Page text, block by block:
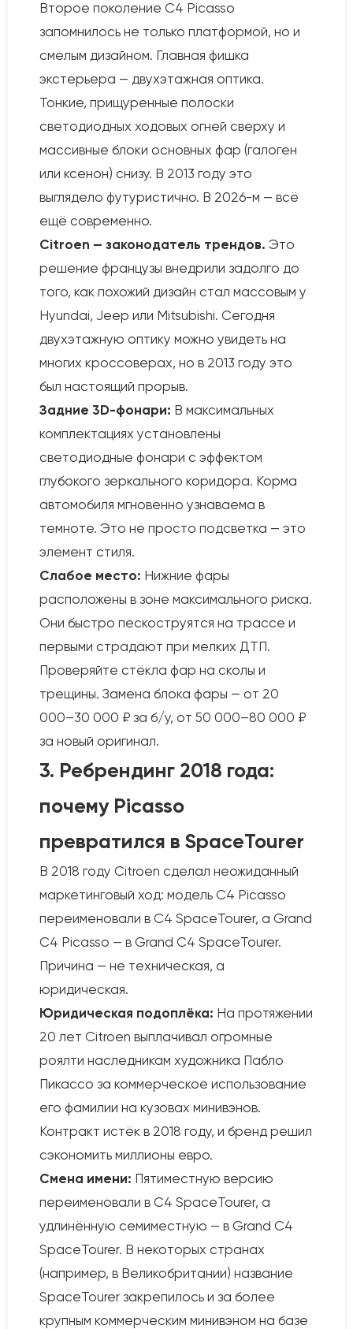
Второе поколение C4 Picasso
запомнилось не только платформой, но и
смелым дизайном. Главная фишка
экстерьера — двухэтажная оптика.
Тонкие, прищуренные полоски
светодиодных ходовых огней сверху и
массивные блоки основных фар (галоген
или ксенон) снизу. В 2013 году это
выглядело футуристично. В 2026-м — всё
ещё современно.
Citroen — законодатель трендов. Это
решение французы внедрили задолго до
того, как похожий дизайн стал массовым у
Hyundai, Jeep или Mitsubishi. Сегодня
двухэтажную оптику можно увидеть на
многих кроссоверах, но в 2013 году это
был настоящий прорыв.
Задние 3D-фонари: В максимальных
комплектациях установлены
светодиодные фонари с эффектом
глубокого зеркального коридора. Корма
автомобиля мгновенно узнаваема в
темноте. Это не просто подсветка — это
элемент стиля.
Слабое место: Нижние фары
расположены в зоне максимального риска.
Они быстро пескоструятся на трассе и
первыми страдают при мелких ДТП.
Проверяйте стёкла фар на сколы и
трещины. Замена блока фары — от 20
000–30 000 ₽ за б/у, от 50 000–80 000 ₽
за новый оригинал.
3. Ребрендинг 2018 года:
почему Picasso
превратился в SpaceTourer
В 2018 году Citroen сделал неожиданный
маркетинговый ход: модель C4 Picasso
переименовали в C4 SpaceTourer, а Grand
C4 Picasso — в Grand C4 SpaceTourer.
Причина — не техническая, а
юридическая.
Юридическая подоплёка: На протяжении
20 лет Citroen выплачивал огромные
роялти наследникам художника Пабло
Пикассо за коммерческое использование
его фамилии на кузовах минивэнов.
Контракт истёк в 2018 году, и бренд решил
сэкономить миллионы евро.
Смена имени: Пятиместную версию
переименовали в C4 SpaceTourer, а
удлинённую семиместную — в Grand C4
SpaceTourer. В некоторых странах
(например, в Великобритании) название
SpaceTourer закрепилось и за более
крупным коммерческим минивэном на базе